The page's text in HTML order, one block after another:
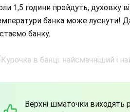
1,5 години пройдуть, духовку
банка може луснути!
банку.
Верхні шматочки виходять